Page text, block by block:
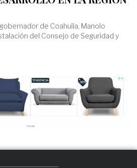
de Coahuila, Manolo
del Consejo de Seguridad y